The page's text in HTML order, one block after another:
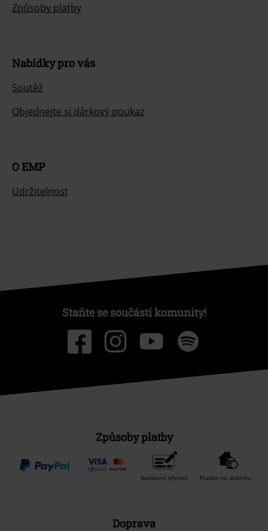
Způsoby platby
Nabídky pro vás
Soutěž
Objednejte si dárkový poukaz
O EMP
Udržitelnost
Staňte se součástí komunity!
Způsoby platby
Bankovní převod Platba na dobírku
Doprava